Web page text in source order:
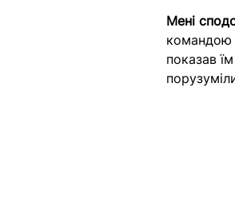
Мені
командою
показав